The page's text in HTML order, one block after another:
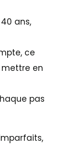
ans,
ce
mettre en
pas